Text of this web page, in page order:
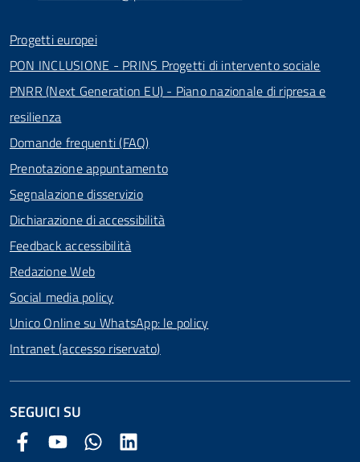
Progetti europei
PON INCLUSIONE - PRINS Progetti di intervento sociale
PNRR (Next Generation EU) - Piano nazionale di ripresa e
resilienza
Domande frequenti (FAQ)
Prenotazione appuntamento
Segnalazione disservizio
Dichiarazione di accessibilità
Feedback accessibilità
Redazione Web
Social media policy
Unico Online su WhatsApp: le policy
Intranet (accesso riservato)
SEGUICI SU
Facebook Comune di Arezzo
Youtube Comune di Arezzo
Twitter Comune di Arezzo